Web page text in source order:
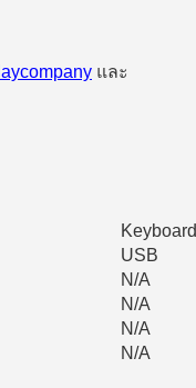
และ
Keyboard
USB
N/A
N/A
N/A
N/A